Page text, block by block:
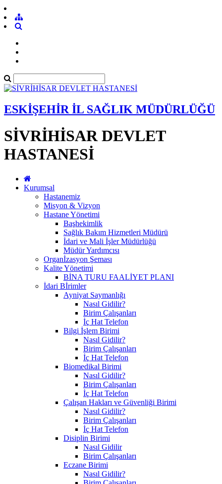
ESKİŞEHİR İL SAĞLIK MÜDÜRLÜĞÜ
SİVRİHİSAR DEVLET
HASTANESİ
Kurumsal
Hastanemiz
Misyon & Vizyon
Hastane Yönetimi
Başhekimlik
Sağlık Bakım Hizmetleri Müdürü
İdari ve Mali İşler Müdürlüğü
Müdür Yardımcısı
Organİzasyon Şeması
Kalite Yönetimi
BİNA TURU FAALİYET PLANI
İdari Bİrimler
Ayniyat Saymanlığı
Nasıl Gidilir?
Birim Çalışanları
İç Hat Telefon
Bilgi İşlem Birimi
Nasıl Gidilir?
Birim Çalışanları
İç Hat Telefon
Biomedikal Birimi
Nasıl Gidilir?
Birim Çalışanları
İç Hat Telefon
Çalışan Hakları ve Güvenliği Birimi
Nasıl Gidilir?
Birim Çalışanları
İç Hat Telefon
Disiplin Birimi
Nasıl Gidilir
Birim Çalışanları
Eczane Birimi
Nasıl Gidilir?